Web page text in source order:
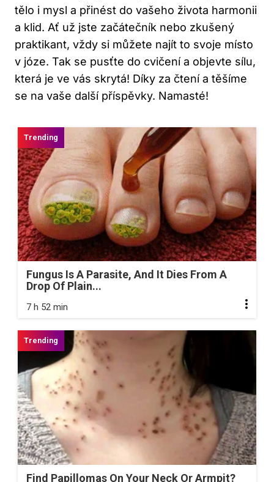
tělo i mysl a přinést do vašeho života harmonii
a klid. Ať už jste začátečník nebo zkušený
praktikant, vždy si můžete najít to svoje místo
v józe. Tak se pusťte do cvičení a objevte sílu,
která je ve vás skrytá! Díky za čtení a těšíme
se na vaše další příspěvky. Namasté!
Fungus Is A Parasite, And It Dies From A
Drop Of Plain...
7 h 52 min
Find Papillomas On Your Neck Or Armpit?